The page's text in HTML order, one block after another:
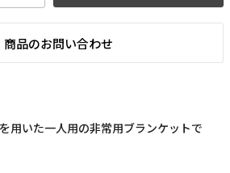
用いた一人用の非常用ブランケットで